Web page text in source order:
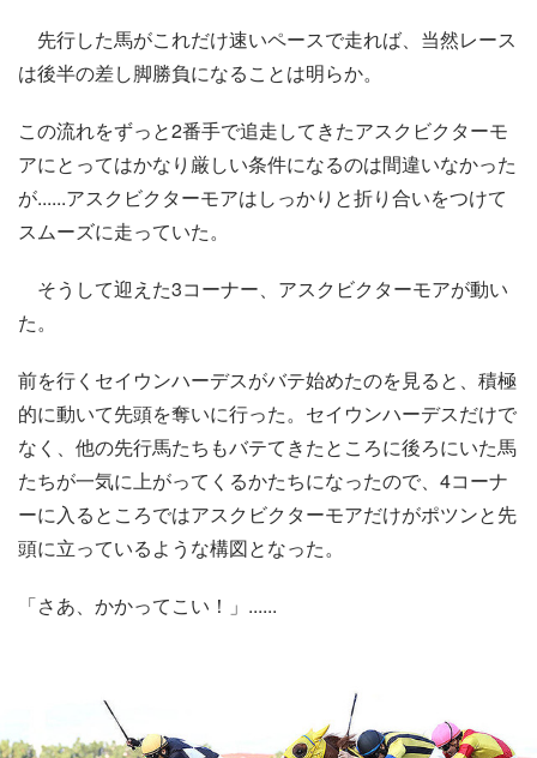
先行した馬がこれだけ速いペースで走れば、当然レース
は後半の差し脚勝負になることは明らか。
この流れをずっと2番手で追走してきたアスクビクターモ
アにとってはかなり厳しい条件になるのは間違いなかった
が......アスクビクターモアはしっかりと折り合いをつけて
スムーズに走っていた。
そうして迎えた3コーナー、アスクビクターモアが動い
た。
前を行くセイウンハーデスがバテ始めたのを見ると、積極
的に動いて先頭を奪いに行った。セイウンハーデスだけで
なく、他の先行馬たちもバテてきたところに後ろにいた馬
たちが一気に上がってくるかたちになったので、4コーナ
ーに入るところではアスクビクターモアだけがポツンと先
頭に立っているような構図となった。
「さあ、かかってこい！」......